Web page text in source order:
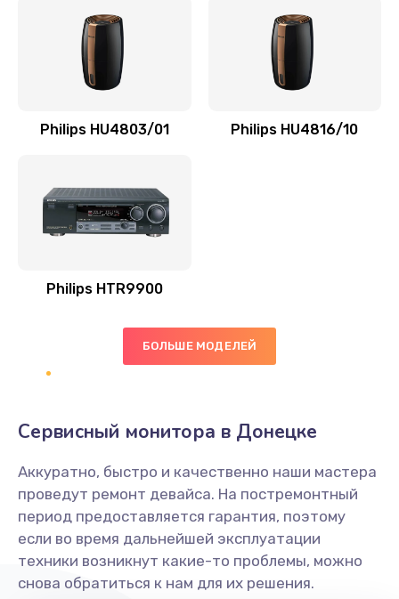
Замена микросхемы управления
Замена микросхемы NFC
Ремонт или замена флоуметра
Замена сальников
2000 руб.
Замена переходников
1000 руб.
Заказать
Замена уплотнительных колец
2000 руб.
Philips HU4803/01 Philips HU4816/10
Philips HTR9900
БОЛЬШЕ МОДЕЛЕЙ
Сервисный монитора в Донецке
Аккуратно, быстро и качественно наши мастера
проведут ремонт девайса. На постремонтный
период предоставляется гарантия, поэтому
если во время дальнейшей эксплуатации
техники возникнут какие-то проблемы, можно
снова обратиться к нам для их решения.